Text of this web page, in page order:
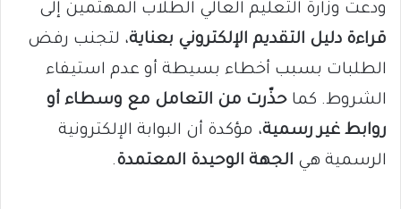
ودعت وزارة التعليم العالي الطلاب المهتمين إلى
قراءة دليل التقديم الإلكتروني بعناية، لتجنب رفض
الطلبات بسبب أخطاء بسيطة أو عدم استيفاء
الشروط. كما حذّرت من التعامل مع وسطاء أو
روابط غير رسمية، مؤكدة أن البوابة الإلكترونية
الرسمية هي الجهة الوحيدة المعتمدة.